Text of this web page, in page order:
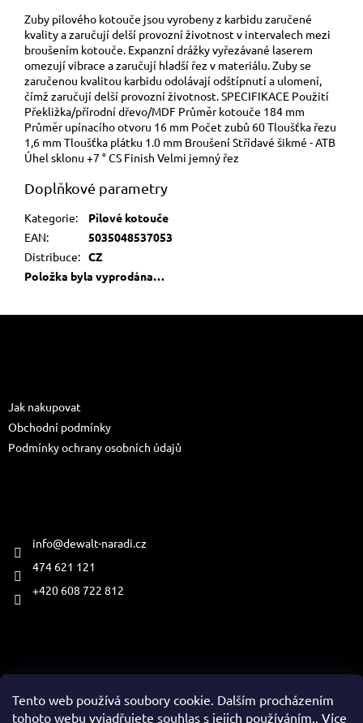
Tento web používá soubory cookie. Dalším procházením
tohoto webu vyjadřujete souhlas s jejich používáním.. Více
Zuby pilového kotouče jsou vyrobeny z karbidu zaručené
kvality a zaručují delší provozní životnost v intervalech mezi
broušením kotouče. Expanzní drážky vyřezávané laserem
omezují vibrace a zaručují hladší řez v materiálu. Zuby se
zaručenou kvalitou karbidu odolávají odštípnutí a ulomení,
čímž zaručují delší provozní životnost. SPECIFIKACE Použití
Překližka/přírodní dřevo/MDF Průměr kotouče 184 mm
Průměr upínacího otvoru 16 mm Počet zubů 60 Tloušťka řezu
1,6 mm Tloušťka plátku 1.0 mm Broušení Střídavé šikmé - ATB
Úhel sklonu +7 ° CS Finish Velmi jemný řez
Doplňkové parametry
Kategorie:
Pilové kotouče
EAN:
5035048537053
Distribuce: CZ
Položka byla vyprodána…
Jak nakupovat
Obchodní podmínky
Podmínky ochrany osobních údajů
info@dewalt-naradi.cz
474 621 121
+420 608 722 812